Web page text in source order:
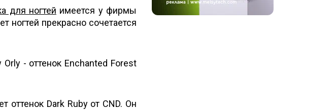
для ногтей имеется у фирмы
ногтей прекрасно сочетается
- оттенок Enchanted Forest
оттенок Dark Ruby от CND. Он